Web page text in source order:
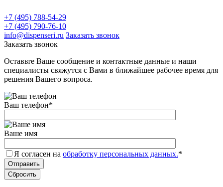
+7 (495) 788-54-29
+7 (495) 790-76-10
info@dispenseri.ru Заказать звонок
Заказать звонок
Оставьте Ваше сообщение и контактные данные и наши
специалисты свяжутся с Вами в ближайшее рабочее время для
решения Вашего вопроса.
Ваш телефон*
Ваше имя
Я согласен на обработку персональных данных.*